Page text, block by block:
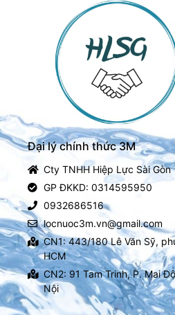
Đại lý chính thức 3M
Cty TNHH Hiệp Lực Sài Gòn
GP ĐKKD: 0314595950
0932686516
locnuoc3m.vn@gmail.com
CN1: 443/180 Lê Văn Sỹ,
HCM
CN2: 91 Tam Trinh, P. Mai
Nội